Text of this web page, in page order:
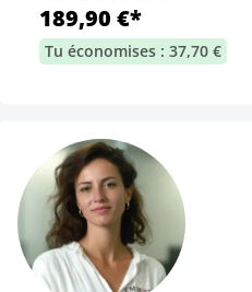
189,90 €*
Tu économises : 37,70 €